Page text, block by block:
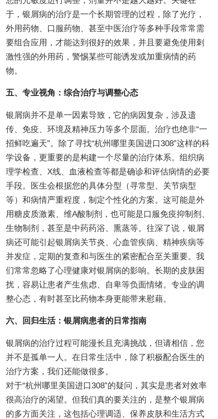
于，银屑病的治疗是一个长期管理的过程，除了光疗，
外用药物、口服药物、甚至中医治疗等多种手段常常需
要组合应用，才能达到很好的效果，并且要避免使用刺
激性强的外用药，警惕某些可能诱发或加重病情的药
物。
五、专业视角：综合治疗与调整心态
银屑病并不是单一因素导致，它的病因复杂，涉及遗
传、免疫、环境及精神压力等多个层面。治疗也绝非“一
招鲜吃遍天”。除了寻找“杭州哪里美国进口308”这样的科
学设备，更重要的是构建一个尽量的治疗体系。组织病
理学检查、X线、血液检查等都是确诊和评估病情的必要
手段。医生会根据您的具体分型（寻常型、关节病型
等）和病情严重程度，制定个性化的方案。这可能是外
用糖皮质激素、维A酸制剂，也可能是口服免疫抑制剂、
生物制剂，甚至是中药药浴、熏蒸等。往深了说，银屑
病还可能引起银屑病关节炎、心血管疾病、精神疾病等
并发症，定期的复查和与医生的紧密配合至关重要。我
们常常忽略了心理健康对银屑病的影响。长期的皮肤困
扰，容易让患者产生焦虑、自卑等负面情绪。专业的调
整心态，有时甚至比药物本身更能带来慰藉。
六、回归生活：银屑病患者的日常指南
银屑病的治疗过程可能漫长且充满挑战，但请相信，您
并不是孤单一人。在日常生活中，除了积极配合医生的
治疗方案，我们还能做很多。
对于“杭州哪里美国进口308”的疑问，其实是患者对效率
很高治疗的渴望。但我们真的要关注的，是整个银屑病
的多方面关注，这包括心理调适、保养皮肤和生活方式